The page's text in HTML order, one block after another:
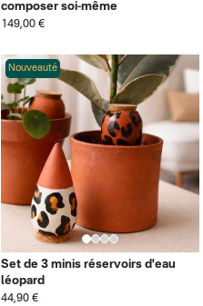
composer soi-même
149,00 €
Nouveauté
Set de 3 minis réservoirs d'eau
léopard
44,90 €